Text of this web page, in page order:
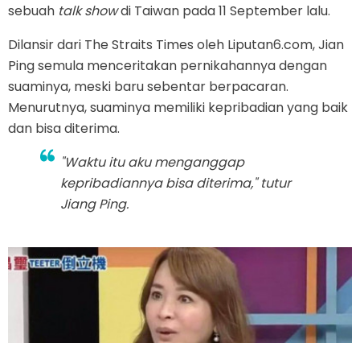
sebuah talk showdi Taiwan pada 11 September lalu.
Dilansir dari The Straits Times oleh Liputan6.com, Jian
Ping semula menceritakan pernikahannya dengan
suaminya, meski baru sebentar berpacaran.
Menurutnya, suaminya memiliki kepribadian yang baik
dan bisa diterima.
"Waktu itu aku menganggap
kepribadiannya bisa diterima," tutur
Jiang Ping.